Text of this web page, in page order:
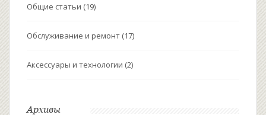
Общие статьи (19)
Обслуживание и ремонт (17)
Аксессуары и технологии (2)
Архивы